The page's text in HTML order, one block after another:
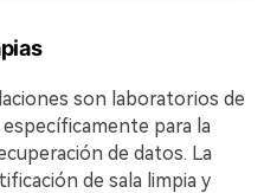
son laboratorios de
para la
de datos. La
de sala limpia y